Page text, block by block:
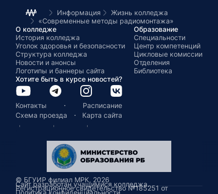
Информация
Жизнь колледжа
«Современные методы радиомонтажа»
О колледже
История колледжа
Уголок здоровья и безопасности
Структура колледжа
Новости и анонсы
Логотипы и баннеры сайта
Образование
Специальности
Центр компетенций
Цикловые комиссии
Отделения
Библиотека
Хотите быть в курсе новостей?
Контакты ·
Расписание
Схема проезда
· Карта сайта
Сайт разработан учащимися колледжа.
Политика конфиденциальности
© БГУИР филиал МРК, 2026
Регистрационное свидетельство №185251 от